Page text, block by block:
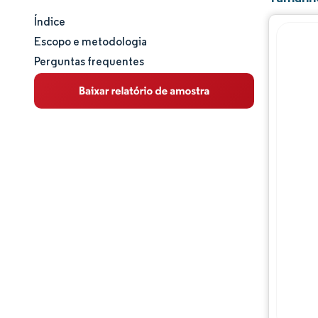
Tamanho e participação de mercado
Análise de mercado
Tendências e insights
Índice
Escopo e metodologia
Perguntas frequentes